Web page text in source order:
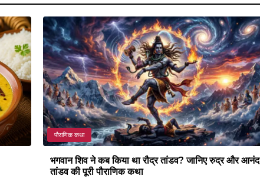
पौराणिक कथा
भगवान शिव ने कब किया था रौद्र तांडव? जानिए रुद्र और आनंद
तांडव की पूरी पौराणिक कथा